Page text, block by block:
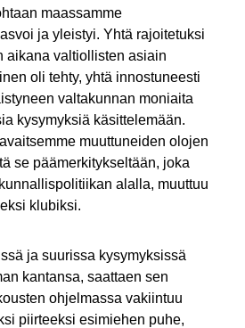
maassamme
ja yleistyi. Yhtä rajoitetuksi
aikana valtiollisten asiain
oli tehty, yhtä innostuneesti
valtakunnan moniaita
kysymyksiä käsittelemään.
muuttuneiden olojen
se päämerkitykseltään, joka
alalla, muuttuu
klubiksi.
ja suurissa kysymyksissä
kantansa, saattaen sen
ohjelmassa vakiintuu
piirteeksi esimiehen puhe,